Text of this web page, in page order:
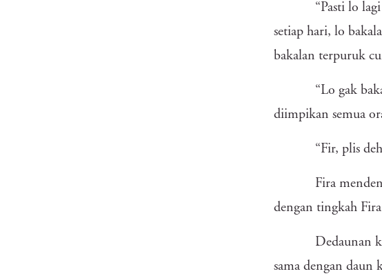
“Pasti lo
setiap hari, lo
bakalan terpuruk
“Lo gak
diimpikan semua
“Fir, plis
Fira
dengan tingkah
Dedaunan
sama dengan daun